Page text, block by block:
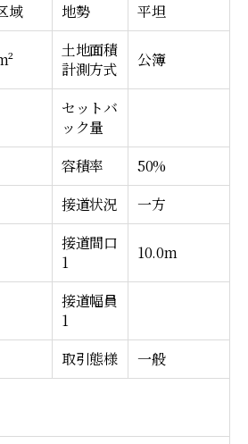
域 地勢 平坦
土地面積
計測方式
公簿
セットバ
ック量
容積率
50%
接道状況
一方
接道間口
1
10.0m
接道幅員
1
取引態様
一般